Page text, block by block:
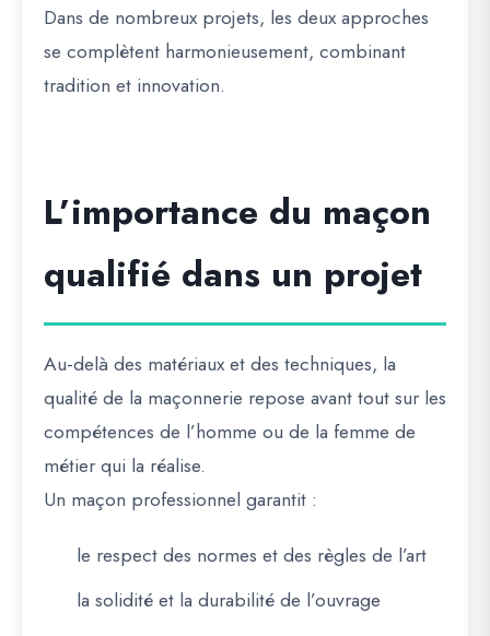
Dans de nombreux projets, les deux approches
se complètent harmonieusement, combinant
tradition et innovation.
L’importance du maçon
qualifié dans un projet
Au-delà des matériaux et des techniques, la
qualité de la maçonnerie repose avant tout sur les
compétences de l’homme ou de la femme de
métier qui la réalise.
Un maçon professionnel garantit :
le respect des normes et des règles de l’art
la solidité et la durabilité de l’ouvrage